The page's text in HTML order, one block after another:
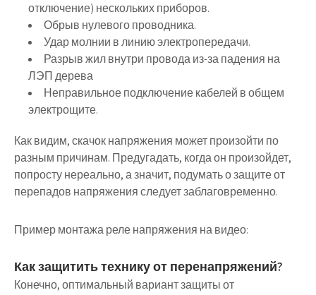
отключение) нескольких приборов.
Обрыв нулевого проводника.
Удар молнии в линию электропередачи.
Разрыв жил внутри провода из-за падения на
ЛЭП дерева
Неправильное подключение кабелей в общем
электрощите.
Как видим, скачок напряжения может произойти по
разным причинам. Предугадать, когда он произойдет,
попросту нереально, а значит, подумать о защите от
перепадов напряжения следует заблаговременно.
Пример монтажа реле напряжения на видео:
Как защитить технику от перенапряжений?
Конечно, оптимальный вариант защиты от